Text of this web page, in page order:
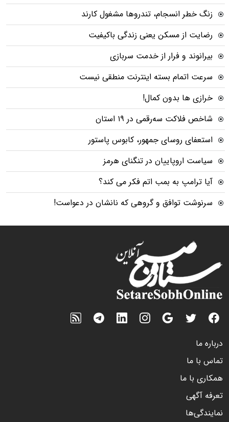
زنگ خطر انسجام، تندروها مشغول کارند
رضایت از مسکن یعنی زندگی باکیفیت
بیرانوند و فرار از خدمت سربازی
سرعت اتمام بسته‌ اینترنت منطقی نیست
خرازی ها بدون کمال!
شاخص فلاکت سه‌رقمی در ۱۹ استان
استعفای روسای جمهور، کابوس پاستور
سیاست اروپاییان در تنگنای هرمز
آیا ترامپ به بمب اتم فکر می کند؟
سرنوشت توافق و گروهی که نانشان در دعواست!
درباره ما
تماس با ما
همکاری با ما
تعرفه آگهی
نمایندگی‌ها